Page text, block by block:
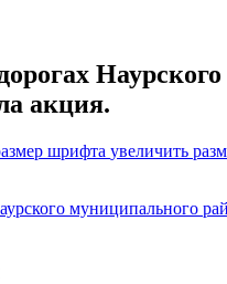
акция.
шрифта увеличить